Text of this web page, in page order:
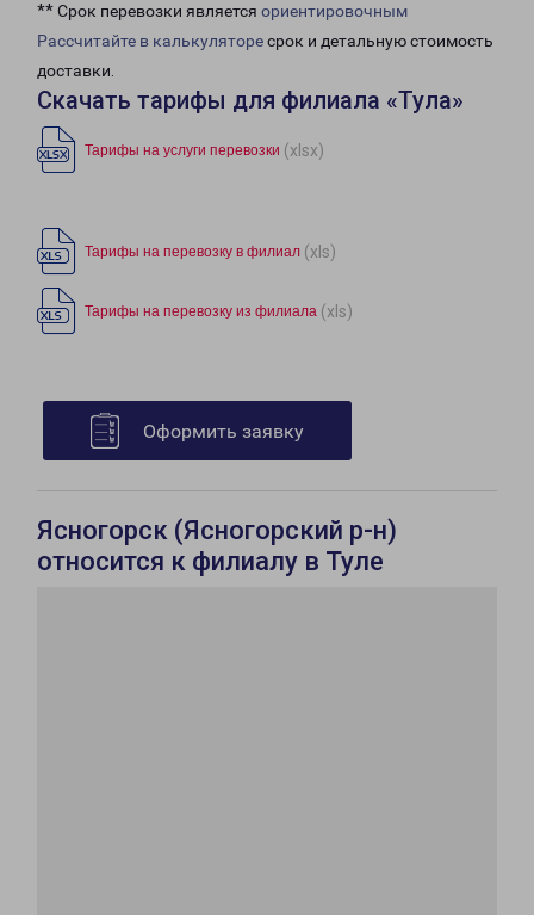
** Срок перевозки является ориентировочным
Рассчитайте в калькуляторесрок и детальную стоимость
доставки.
Скачать тарифы для филиала «Тула»
Тарифы на услуги перевозки (xlsx)
Тарифы на перевозку в филиал (xls)
Тарифы на перевозку из филиала (xls)
Оформить заявку
Ясногорск (Ясногорский р-н)
относится к филиалу в Туле